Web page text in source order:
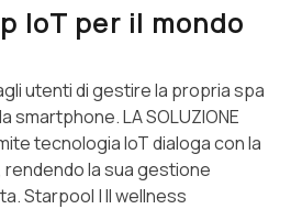
IoT per il mondo
utenti di gestire la propria spa
smartphone. LA SOLUZIONE
tecnologia IoT dialoga con la
la sua gestione
Starpool | Il wellness